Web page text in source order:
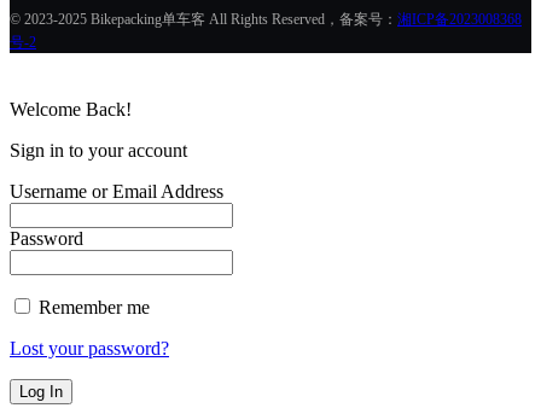
© 2023-2025 Bikepacking单车客 All Rights Reserved，备案号： 湘ICP备2023008368
号-2
Welcome Back!
Sign in to your account
Username or Email Address
Password
Remember me
Lost your password?